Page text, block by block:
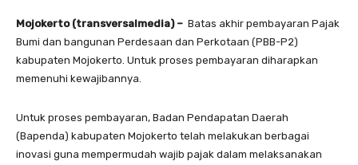
Mojokerto (transversalmedia) – Batas akhir pembayaran Pajak
Bumi dan bangunan Perdesaan dan Perkotaan (PBB-P2)
kabupaten Mojokerto. Untuk proses pembayaran diharapkan
memenuhi kewajibannya.
Untuk proses pembayaran, Badan Pendapatan Daerah
(Bapenda) kabupaten Mojokerto telah melakukan berbagai
inovasi guna mempermudah wajib pajak dalam melaksanakan